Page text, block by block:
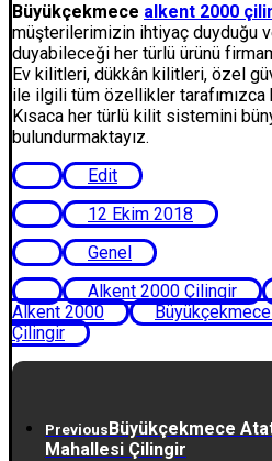
Büyükçekmece alkent 2000
müşterilerimizin ihtiyaç duyduğu
duyabileceği her türlü ürünü
Ev kilitleri, dükkân kilitleri, özel
ile ilgili tüm özellikler tarafımızca
Kısaca her türlü kilit sistemini
bulundurmaktayız.
Edit
12 Ekim 2018
Genel
Alkent 2000 Çilingir
Alkent 2000
Çilingir
PreviousBüyükçekmece
Mahallesi Çilingir